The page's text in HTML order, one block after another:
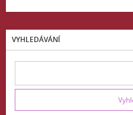
VYHLEDÁVÁNÍ